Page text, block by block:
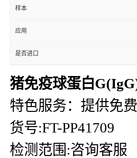
样本
应用
是否进口
猪免疫球蛋白
特色服务：提供免
货号:FT-PP41709
检测范围:咨询客服